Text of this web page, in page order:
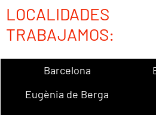
TRABAJAMOS:
Barcelona
Eugènia de Berga